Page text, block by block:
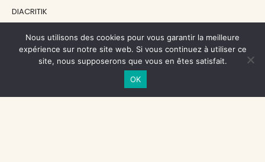
DIACRITIK
NOS SOUTIENS
CENTRE NATIONAL DU LIVRE
Nous utilisons des cookies pour vous garantir la meilleure
expérience sur notre site web. Si vous continuez à utiliser ce
site, nous supposerons que vous en êtes satisfait.
OK